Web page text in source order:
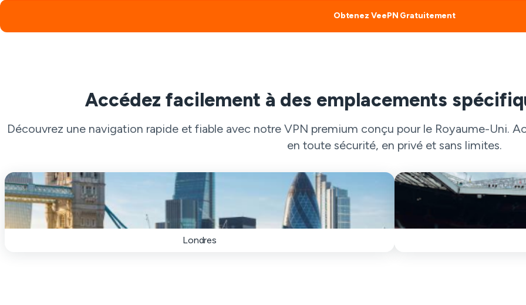
Obtenez VeePN Gratuitement
Accédez facilement à des emplacements
Découvrez une navigation rapide et fiable avec notre VPN premium conçu pour le Royaume-Uni.
en toute sécurité, en privé et sans limites.
Londres